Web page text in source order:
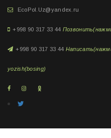
EcoPol.Uz@yandex.ru
+998 90 317 33 44
+998 90 317 33 44
yozish(bosing)